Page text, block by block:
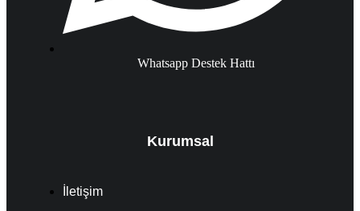
Whatsapp Destek Hattı
Kurumsal
İletişim